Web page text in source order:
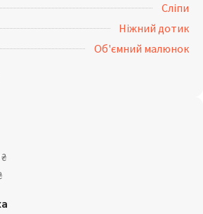
Сліпи
Ніжний дотик
Об'ємний малюнок
₴